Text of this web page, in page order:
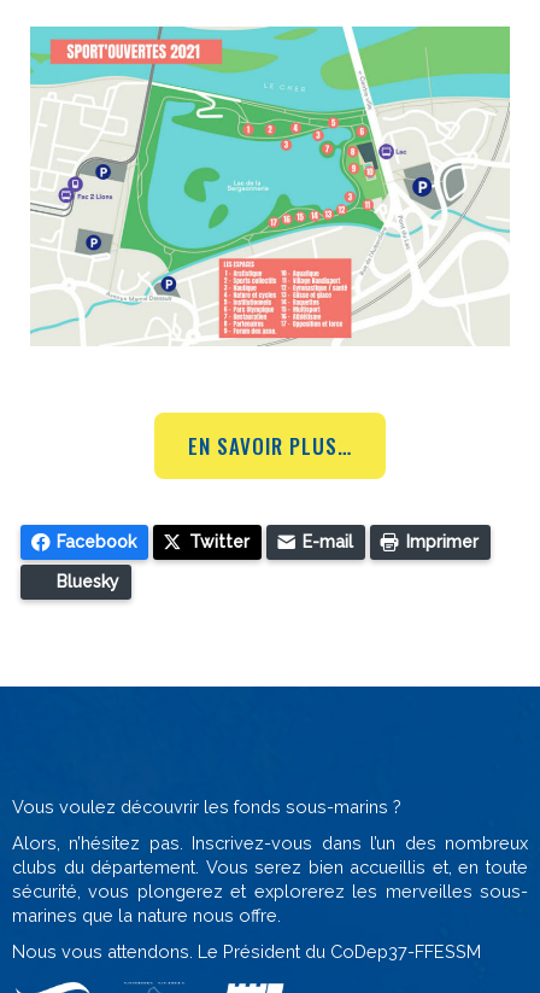
EN SAVOIR PLUS…
Facebook Twitter E-mail Imprimer
Bluesky
Vous voulez découvrir les fonds sous-marins ?
Alors, n’hésitez pas. Inscrivez-vous dans l’un des nombreux
clubs du département. Vous serez bien accueillis et, en toute
sécurité, vous plongerez et explorerez les merveilles sous-
marines que la nature nous offre.
Nous vous attendons. Le Président du CoDep37-FFESSM